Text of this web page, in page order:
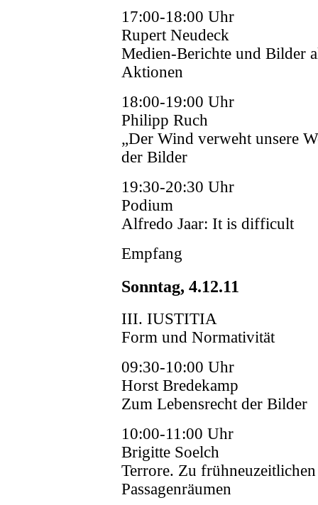
17:00-18:00 Uhr
Rupert Neudeck
Medien-Berichte und Bilder
Aktionen
18:00-19:00 Uhr
Philipp Ruch
„Der Wind verweht unsere
der Bilder
19:30-20:30 Uhr
Podium
Alfredo Jaar: It is difficult
Empfang
Sonntag, 4.12.11
III. IUSTITIA
Form und Normativität
09:30-10:00 Uhr
Horst Bredekamp
Zum Lebensrecht der Bilder
10:00-11:00 Uhr
Brigitte Soelch
Terrore. Zu
Passagenräumen